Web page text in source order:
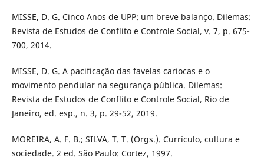
MISSE, D. G. Cinco Anos de UPP: um breve balanço. Dilemas:
Revista de Estudos de Conflito e Controle Social, v. 7, p. 675-
700, 2014.
MISSE, D. G. A pacificação das favelas cariocas e o
movimento pendular na segurança pública. Dilemas:
Revista de Estudos de Conflito e Controle Social, Rio de
Janeiro, ed. esp., n. 3, p. 29-52, 2019.
MOREIRA, A. F. B.; SILVA, T. T. (Orgs.). Currículo, cultura e
sociedade. 2 ed. São Paulo: Cortez, 1997.